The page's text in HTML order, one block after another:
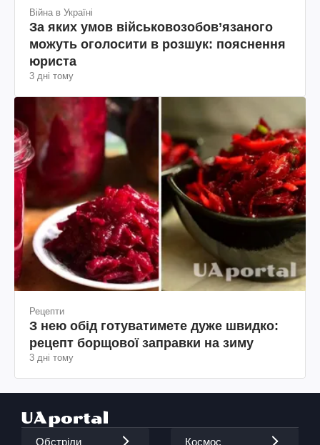
Війна в Україні
За яких умов військовозобов’язаного
можуть оголосити в розшук: пояснення
юриста
3 дні тому
Рецепти
З нею обід готуватимете дуже швидко:
рецепт борщової заправки на зиму
3 дні тому
Обстріли Космос